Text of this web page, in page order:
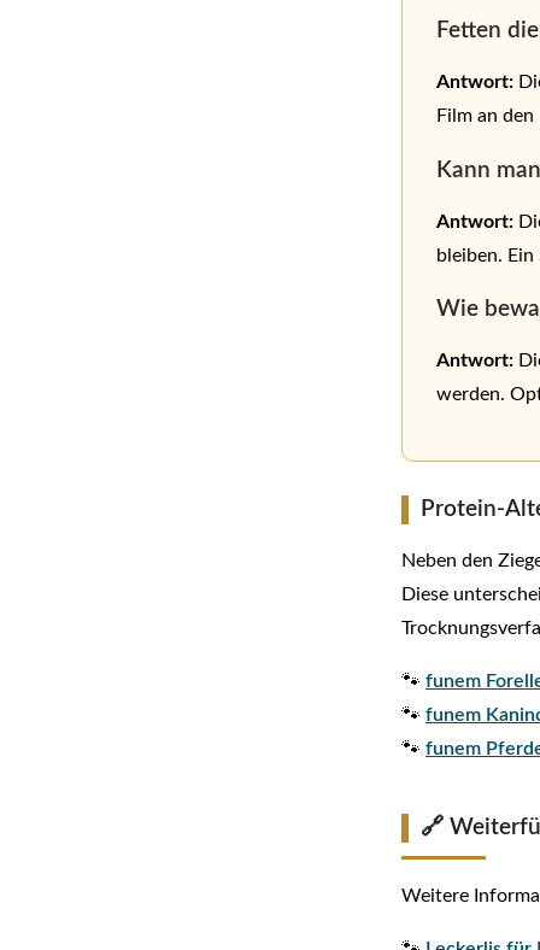
Fetten
Antwort:
Film an
Kann
Antwort:
bleiben.
Wie
Antwort:
werden.
Protein-
Neben den
Diese
🐾 funem
🐾 funem
🐾 funem
🔗
Weitere